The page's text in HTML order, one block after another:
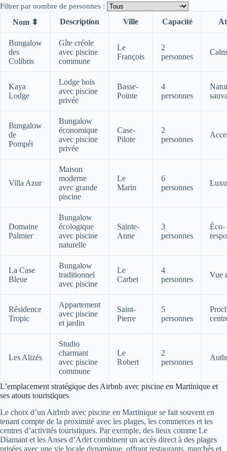
Filtrer par nombre de personnes :
Nom ⬍ Description Ville Capacité
Bungalow
des
Colibris
Gîte créole
avec piscine
commune
Le
François
2
personnes
Kaya
Lodge
Lodge bois
avec piscine
privée
Basse-
Pointe
4
personnes
Bungalow
de
Pompéi
Bungalow
économique
avec piscine
privée
Case-
Pilote
2
personnes
Villa Azur
Maison
moderne
avec grande
piscine
Le
Marin
6
personnes
Domaine
Palmier
Bungalow
écologique
avec piscine
naturelle
Sainte-
Anne
3
personnes
Éco-
La Case
Bleue
Bungalow
traditionnel
avec piscine
Le
Carbet
4
personnes
Vue
Résidence
Tropic
Appartement
avec piscine
et jardin
Saint-
Pierre
5
personnes
Les Alizés
Studio
charmant
avec piscine
commune
Le
Robert
2
personnes
L’emplacement stratégique des Airbnb avec piscine en Martinique et
ses atouts touristiques
Le choix d’un Airbnb avec piscine en Martinique se fait souvent en
tenant compte de la proximité avec les plages, les commerces et les
centres d’activités touristiques. Par exemple, des lieux comme Le
Diamant et les Anses d’Arlet combinent un accès direct à des plages
prisées avec une vie locale dynamique, offrant restaurants, marchés et